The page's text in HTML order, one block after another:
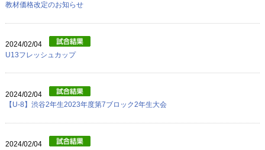
教材価格改定のお知らせ
2024/02/04
U13フレッシュカップ
2024/02/04
【U-8】渋谷2年生2023年度第7ブロック2年生大会
2024/02/04